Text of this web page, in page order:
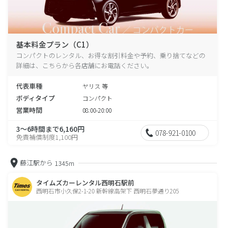
基本料金プラン（C1）
コンパクトのレンタル、お得な割引料金や予約、乗り捨てなどの
詳細は、こちらから各店舗にお電話ください。
代表車種 ヤリス 等
ボディタイプ コンパクト
営業時間 08:00-20:00
3～6時間まで6,160円
免責補償制度1,100円 078-921-0100
藤江駅から 1345m
タイムズカーレンタル西明石駅前
西明石市小久保2-1-20 新幹線高架下 西明石夢通り205